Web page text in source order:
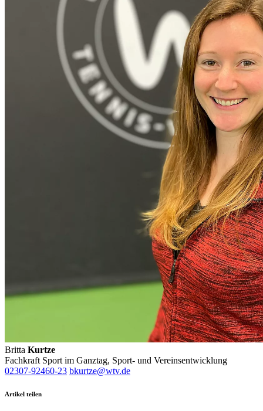
Britta Kurtze
Fachkraft Sport im Ganztag, Sport- und Vereinsentwicklung
02307-92460-23 bkurtze@wtv.de
Artikel teilen